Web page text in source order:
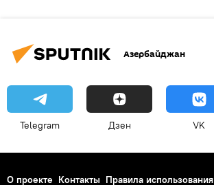
Азербайджан
Telegram Дзен VK
О проекте Контакты Правила использования